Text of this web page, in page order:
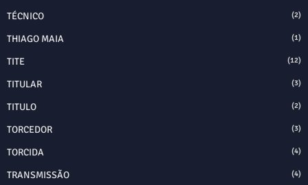
TÉCNICO (2)
THIAGO MAIA (1)
TITE (12)
TITULAR (3)
TITULO (2)
TORCEDOR (3)
TORCIDA (4)
TRANSMISSÃO (4)